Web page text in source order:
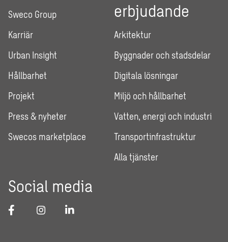
Sweco Group
Karriär
Urban Insight
Hållbarhet
Projekt
Press & nyheter
Swecos marketplace
erbjudande
Arkitektur
Byggnader och stadsdelar
Digitala lösningar
Miljö och hållbarhet
Vatten, energi och industri
Transportinfrastruktur
Alla tjänster
Social media